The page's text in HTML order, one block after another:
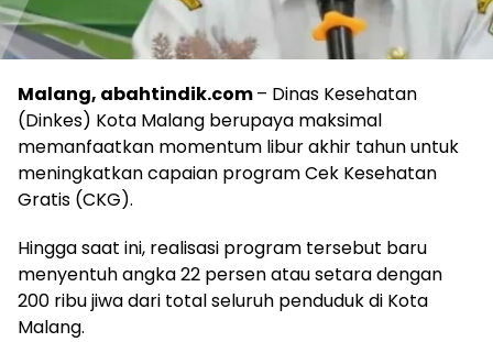
Malang, abahtindik.com– Dinas Kesehatan
(Dinkes) Kota Malang berupaya maksimal
memanfaatkan momentum libur akhir tahun untuk
meningkatkan capaian program Cek Kesehatan
Gratis (CKG).
Hingga saat ini, realisasi program tersebut baru
menyentuh angka 22 persen atau setara dengan
200 ribu jiwa dari total seluruh penduduk di Kota
Malang.